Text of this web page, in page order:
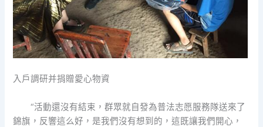
入戶調研并捐贈愛心物資
“活動還沒有結束，群眾就自發為普法志愿服務隊送來了
錦旗，反響這么好，是我們沒有想到的，這既讓我們開心，